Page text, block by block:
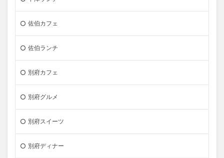
佐伯カフェ
佐伯ランチ
別府カフェ
別府グルメ
別府スイーツ
別府ディナー